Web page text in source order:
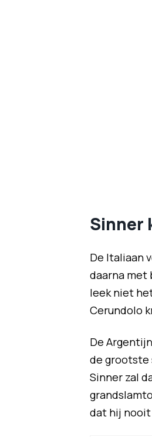
Sinner
De Italiaan
daarna met
leek niet
Cerundolo
De
de grootste
Sinner zal
dat hij nooit